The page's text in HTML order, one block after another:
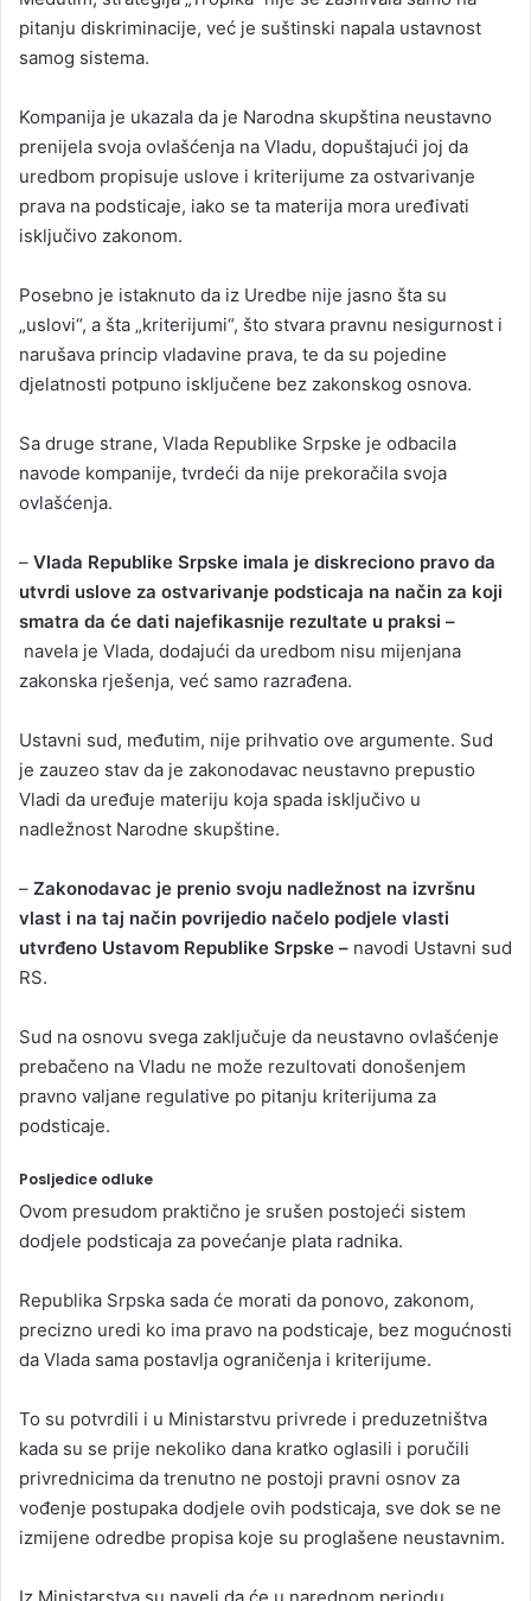
pitanju diskriminacije, već je suštinski napala ustavnost
samog sistema.
Kompanija je ukazala da je Narodna skupština neustavno
prenijela svoja ovlašćenja na Vladu, dopuštajući joj da
uredbom propisuje uslove i kriterijume za ostvarivanje
prava na podsticaje, iako se ta materija mora uređivati
isključivo zakonom.
Posebno je istaknuto da iz Uredbe nije jasno šta su
„uslovi“, a šta „kriterijumi“, što stvara pravnu nesigurnost i
narušava princip vladavine prava, te da su pojedine
djelatnosti potpuno isključene bez zakonskog osnova.
Sa druge strane, Vlada Republike Srpske je odbacila
navode kompanije, tvrdeći da nije prekoračila svoja
ovlašćenja.
– Vlada Republike Srpske imala je diskreciono pravo da
utvrdi uslove za ostvarivanje podsticaja na način za koji
smatra da će dati najefikasnije rezultate u praksi –
navela je Vlada, dodajući da uredbom nisu mijenjana
zakonska rješenja, već samo razrađena.
Ustavni sud, međutim, nije prihvatio ove argumente. Sud
je zauzeo stav da je zakonodavac neustavno prepustio
Vladi da uređuje materiju koja spada isključivo u
nadležnost Narodne skupštine.
– Zakonodavac je prenio svoju nadležnost na izvršnu
vlast i na taj način povrijedio načelo podjele vlasti
utvrđeno Ustavom Republike Srpske – navodi Ustavni sud
RS.
Sud na osnovu svega zaključuje da neustavno ovlašćenje
prebačeno na Vladu ne može rezultovati donošenjem
pravno valjane regulative po pitanju kriterijuma za
podsticaje.
Posljedice odluke
Ovom presudom praktično je srušen postojeći sistem
dodjele podsticaja za povećanje plata radnika.
Republika Srpska sada će morati da ponovo, zakonom,
precizno uredi ko ima pravo na podsticaje, bez mogućnosti
da Vlada sama postavlja ograničenja i kriterijume.
To su potvrdili i u Ministarstvu privrede i preduzetništva
kada su se prije nekoliko dana kratko oglasili i poručili
privrednicima da trenutno ne postoji pravni osnov za
vođenje postupaka dodjele ovih podsticaja, sve dok se ne
izmijene odredbe propisa koje su proglašene neustavnim.